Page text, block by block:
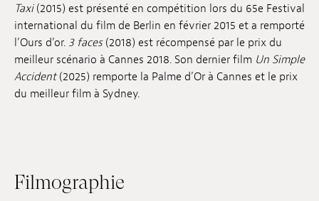
Taxi(2015) est présenté en compétition lors du 65e Festival
international du film de Berlin en février 2015 et a remporté
l’Ours d’or. 3 faces(2018) est récompensé par le prix du
meilleur scénario à Cannes 2018. Son dernier film Un Simple
Accident(2025) remporte la Palme d’Or à Cannes et le prix
du meilleur film à Sydney.
Filmographie